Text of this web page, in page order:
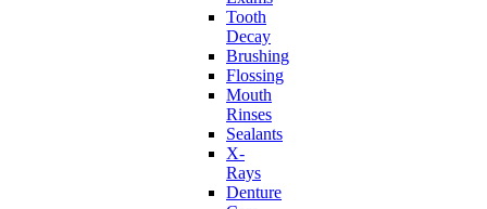
Tooth
Decay
Brushing
Flossing
Mouth
Rinses
Sealants
X-
Rays
Denture